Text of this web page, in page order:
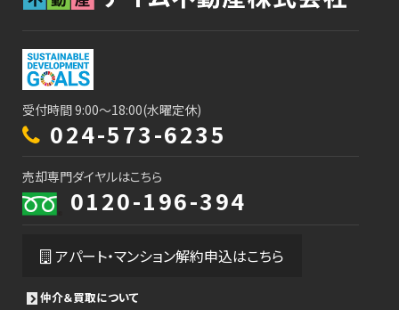
受付時間 9:00～18:00(水曜定休)
024-573-6235
売却専門ダイヤルはこちら
0120-196-394
アパート・マンション解約申込はこちら
仲介＆買取について